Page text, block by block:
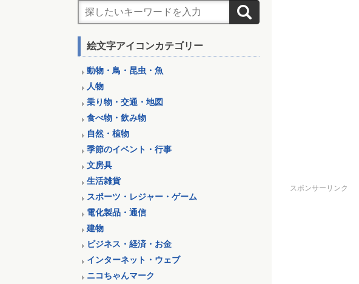
スポンサーリンク
絵文字アイコンカテゴリー
動物・鳥・昆虫・魚
人物
乗り物・交通・地図
食べ物・飲み物
自然・植物
季節のイベント・行事
文房具
生活雑貨
スポーツ・レジャー・ゲーム
電化製品・通信
建物
ビジネス・経済・お金
インターネット・ウェブ
ニコちゃんマーク